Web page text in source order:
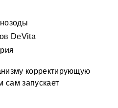
DeVita
корректирующую
запускает